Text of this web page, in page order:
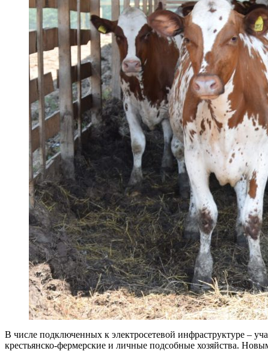
В числе подключенных к электросетевой инфраструктуре –
крестьянско-фермерские и личные подсобные хозяйства.